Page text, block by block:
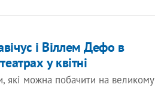
і Віллем Дефо в
у квітні
які можна побачити на великому